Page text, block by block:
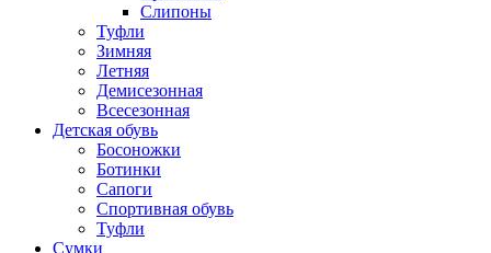
Слипоны
Туфли
Зимняя
Летняя
Демисезонная
Всесезонная
Детская обувь
Босоножки
Ботинки
Сапоги
Спортивная обувь
Туфли
Сумки